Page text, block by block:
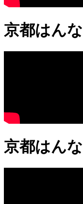
京都はん
京都はん